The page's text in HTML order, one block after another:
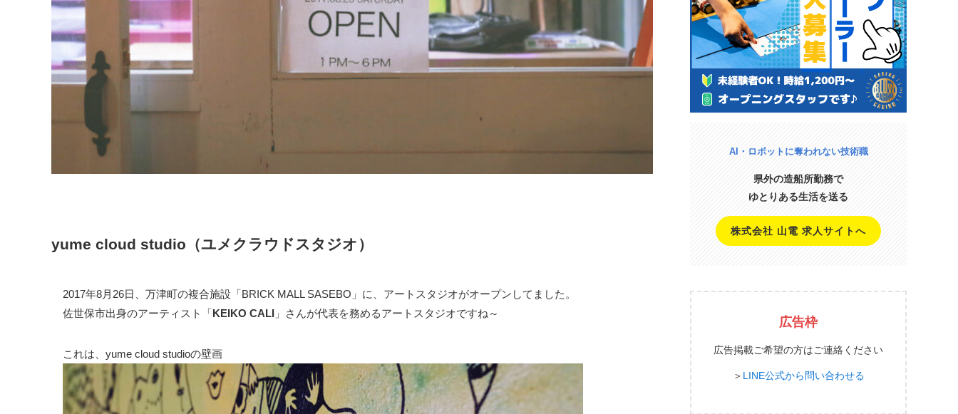
yume cloud studio（ユメクラウドスタジオ）
2017年8月26日、万津町の複合施設「BRICK MALL SASEBO」に、アートスタジオがオープンしてました。
佐世保市出身のアーティスト「KEIKO CALI 」さんが代表を務めるアートスタジオですね～
これは、yume cloud studioの壁画
AI・ロボットに奪われない技術職
県外の造船所勤務で
ゆとりある生活を送る
株式会社 山電 求人サイトへ
広告枠
広告掲載ご希望の方はご連絡ください
＞ LINE公式から問い合わせる